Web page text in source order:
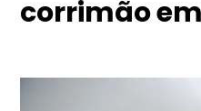
corrimão